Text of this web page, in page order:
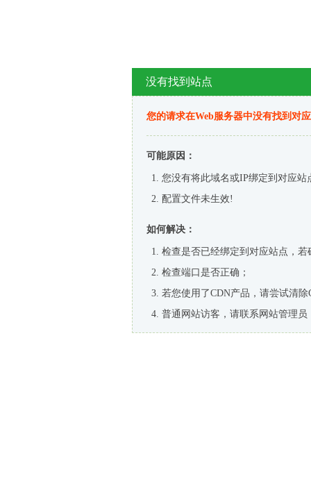
没有找到站点
您的请求在Web服务器中没有找到对
可能原因：
您没有将此域名或IP绑定到对应站
配置文件未生效!
如何解决：
检查是否已经绑定到对应站点，
检查端口是否正确；
若您使用了CDN产品，请尝试清除
普通网站访客，请联系网站管理员